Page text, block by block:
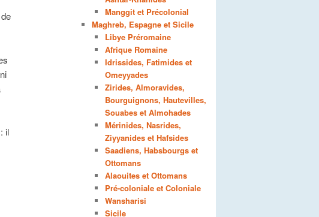
il
Manggit et Précolonial
Maghreb, Espagne et Sicile
Libye Préromaine
Afrique Romaine
Idrissides, Fatimides et
Omeyyades
Zirides, Almoravides,
Bourguignons, Hautevilles,
Souabes et Almohades
Mérinides, Nasrides,
Ziyyanides et Hafsides
Saadiens, Habsbourgs et
Ottomans
Alaouites et Ottomans
Pré-coloniale et Coloniale
Wansharisi
Sicile